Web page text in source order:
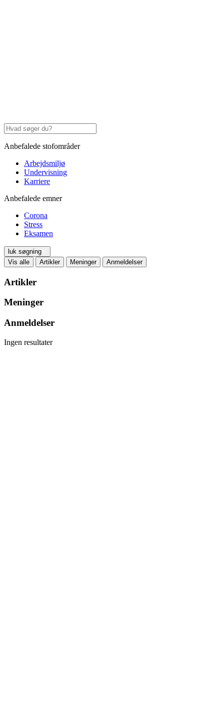
Anbefalede stofområder
Arbejdsmiljø
Undervisning
Karriere
Anbefalede emner
Corona
Stress
Eksamen
luk søgning
Vis alle
Artikler Meninger Anmeldelser
Artikler
Meninger
Anmeldelser
Ingen resultater